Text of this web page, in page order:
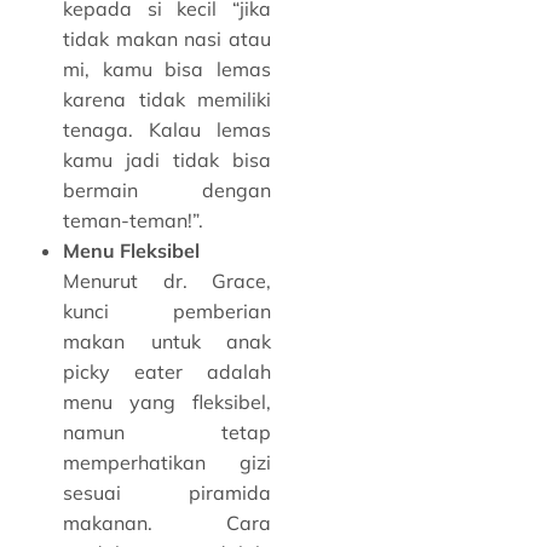
kepada si kecil “jika
tidak makan nasi atau
mi, kamu bisa lemas
karena tidak memiliki
tenaga. Kalau lemas
kamu jadi tidak bisa
bermain dengan
teman-teman!”.
Menu Fleksibel
Menurut dr. Grace,
kunci pemberian
makan untuk anak
picky eater adalah
menu yang fleksibel,
namun tetap
memperhatikan gizi
sesuai piramida
makanan. Cara